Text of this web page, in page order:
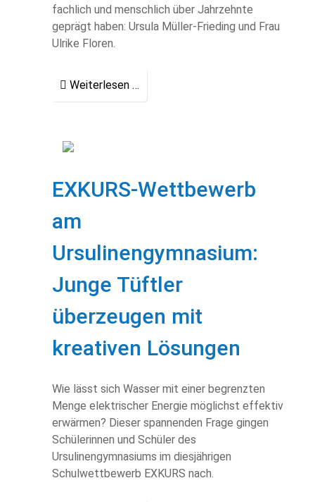
fachlich und menschlich über Jahrzehnte
geprägt haben: Ursula Müller-Frieding und Frau
Ulrike Floren.
Weiterlesen …
EXKURS-Wettbewerb
am
Ursulinengymnasium:
Junge Tüftler
überzeugen mit
kreativen Lösungen
Wie lässt sich Wasser mit einer begrenzten
Menge elektrischer Energie möglichst effektiv
erwärmen? Dieser spannenden Frage gingen
Schülerinnen und Schüler des
Ursulinengymnasiums im diesjährigen
Schulwettbewerb EXKURS nach.